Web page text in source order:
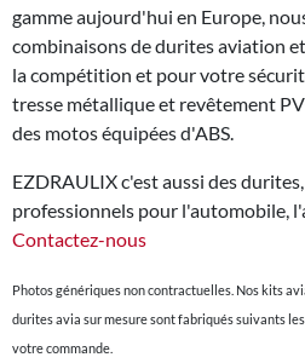
gamme aujourd'hui en Europe,
combinaisons de durites aviation
la compétition et pour votre
tresse métallique et revêtement
des motos équipées d'ABS.
EZDRAULIX c'est aussi des
professionnels pour l'automobile,
Contactez-nous
Photos génériques non contractuelles. Nos kits
durites avia sur mesure sont fabriqués suivants
votre commande.